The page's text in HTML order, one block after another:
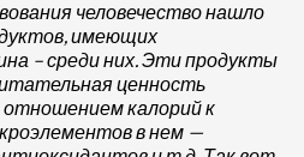
человечество нашло
имеющих
– среди них. Эти продукты
ценность
калорий к
в нем —